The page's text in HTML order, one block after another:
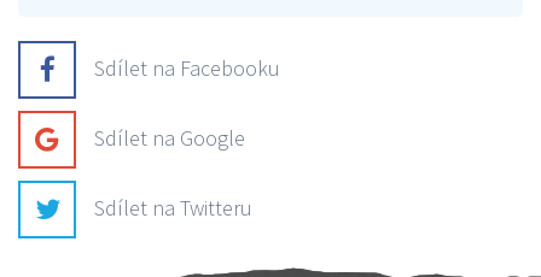
Sdílet na Facebooku
Sdílet na Google
Sdílet na Twitteru